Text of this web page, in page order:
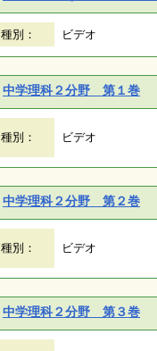
種別： ビデオ
中学理科２分野 第１巻
種別： ビデオ
中学理科２分野 第２巻
種別： ビデオ
中学理科２分野 第３巻